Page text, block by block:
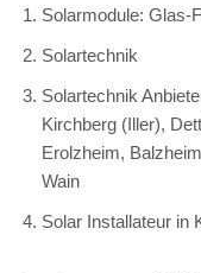
Solarmodule: Glas-
Solartechnik
Solartechnik
Kirchberg (Iller),
Erolzheim,
Wain
Solar Installateur in